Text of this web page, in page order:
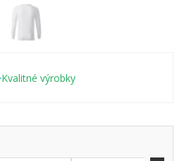
Kvalitné výrobky